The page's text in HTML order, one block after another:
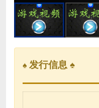
♠ 发行信息 ♠